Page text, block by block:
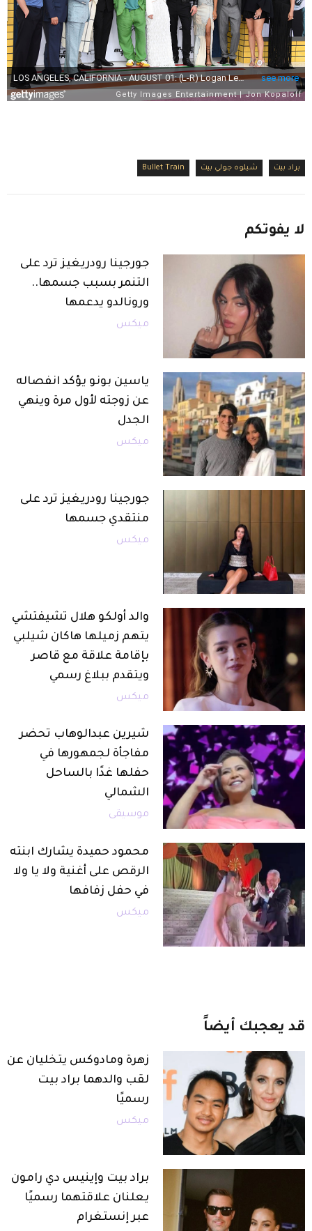
براد بيت شيلوه جولي بيت Bullet Train
لا يفوتكم
جورجينا رودريغيز ترد على
التنمر بسبب جسمها..
ورونالدو يدعمها
ميكس
ياسين بونو يؤكد انفصاله
عن زوجته لأول مرة وينهي
الجدل
ميكس
جورجينا رودريغيز ترد على
منتقدي جسمها
ميكس
والد أولكو هلال تشيفتشي
يتهم زميلها هاكان شيلبي
بإقامة علاقة مع قاصر
ويتقدم ببلاغ رسمي
ميكس
شيرين عبدالوهاب تحضر
مفاجأة لجمهورها في
حفلها غدًا بالساحل
الشمالي
موسيقى
محمود حميدة يشارك ابنته
الرقص على أغنية ولا يا ولا
في حفل زفافها
ميكس
قد يعجبك أيضاً
زهرة ومادوكس يتخليان عن
لقب والدهما براد بيت
رسميًا
ميكس
براد بيت وإينيس دي رامون
يعلنان علاقتهما رسميًا
عبر إنستغرام